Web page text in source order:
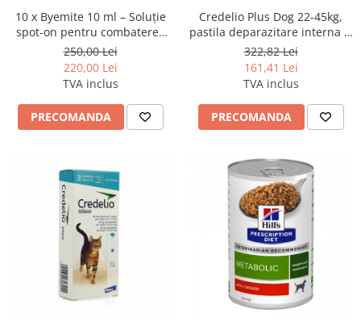
10 x Byemite 10 ml – Soluție
spot-on pentru combaterea
acarienilor la păsări
250,00 Lei
220,00 Lei
TVA inclus
PRECOMANDA
Credelio Plus Dog 22-45kg,
pastila deparazitare interna si
externa
322,82 Lei
161,41 Lei
TVA inclus
PRECOMANDA